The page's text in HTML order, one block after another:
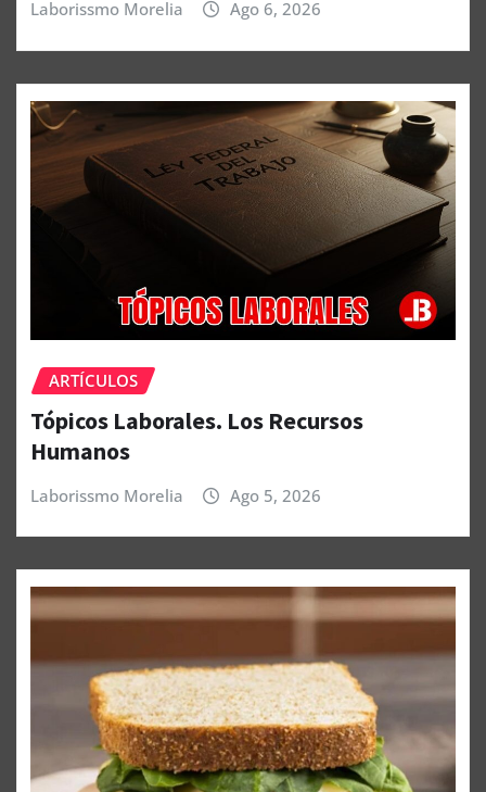
Laborissmo Morelia Ago 6, 2026
ARTÍCULOS
Tópicos Laborales. Los Recursos
Humanos
Laborissmo Morelia Ago 5, 2026